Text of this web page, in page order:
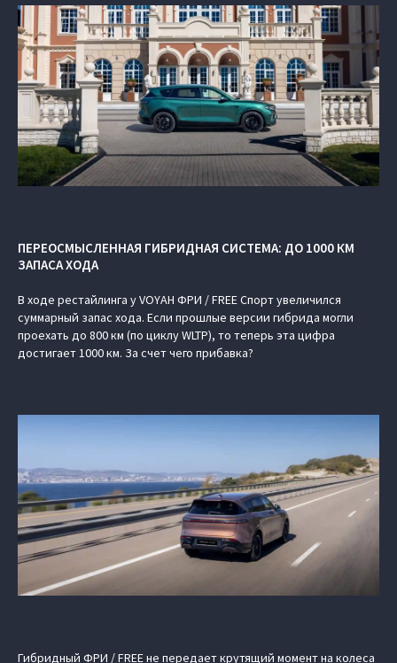
ПЕРЕОСМЫСЛЕННАЯ ГИБРИДНАЯ СИСТЕМА: ДО 1000 КМ
ЗАПАСА ХОДА
В ходе рестайлинга у VOYAH ФРИ / FREE Спорт увеличился
суммарный запас хода. Если прошлые версии гибрида могли
проехать до 800 км (по циклу WLTP), то теперь эта цифра
достигает 1000 км. За счет чего прибавка?
Гибридный ФРИ / FREE не передает крутящий момент на колеса